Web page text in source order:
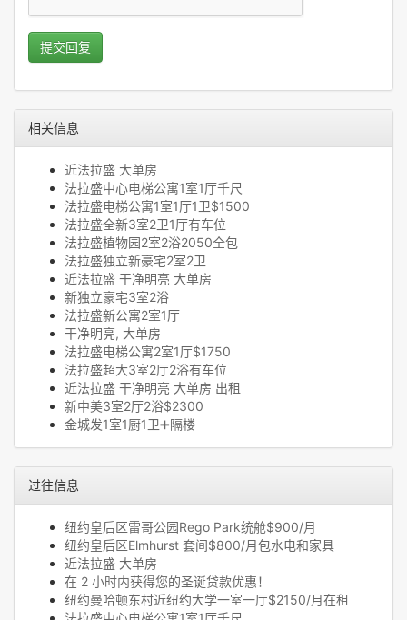
提交回复
相关信息
近法拉盛 大单房
法拉盛中心电梯公寓1室1厅千尺
法拉盛电梯公寓1室1厅1卫$1500
法拉盛全新3室2卫1厅有车位
法拉盛植物园2室2浴2050全包
法拉盛独立新豪宅2室2卫
近法拉盛 干净明亮 大单房
新独立豪宅3室2浴
法拉盛新公寓2室1厅
干净明亮, 大单房
法拉盛电梯公寓2室1厅$1750
法拉盛超大3室2厅2浴有车位
近法拉盛 干净明亮 大单房 出租
新中美3室2厅2浴$2300
金城发1室1厨1卫➕隔楼
过往信息
纽约皇后区雷哥公园Rego Park统舱$900/月
纽约皇后区Elmhurst 套间$800/月包水电和家具
近法拉盛 大单房
在 2 小时内获得您的圣诞贷款优惠！
纽约曼哈顿东村近纽约大学一室一厅$2150/月在租